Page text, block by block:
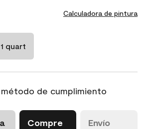
Calculadora de pintura
1 quart
de cumplimiento
Compre
Envío